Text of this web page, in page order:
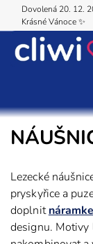
Dovolená 20. 12.
Krásné Vánoce ✨
Lezecké
pryskyřice a
doplnit
designu. Motivy